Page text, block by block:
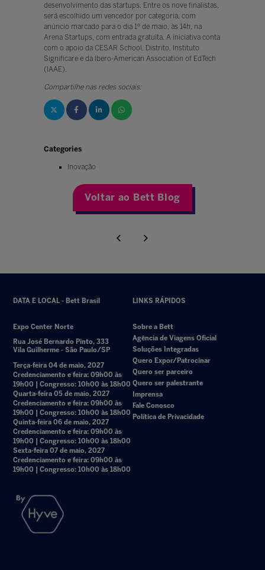
desenvolvimento das startups. Entre os nove finalistas,
será escolhido um vencedor por categoria, com
anúncio marcado para o dia 1º de maio, às 14h, na
Arena Startups, com entrada gratuita. A iniciativa conta
com o apoio da CESAR School, Distrito, Instituto
Significare e da Ibero-American Association of EdTech
(IAAE).
Compartilhe nas redes sociais:
Categories
Inovação
Voltar ao Bett Blog
DATA E LOCAL - Bett Brasil
Expo Center Norte
Rua José Bernardo Pinto, 333
Vila Guilherme - São Paulo/SP
Terça-feira 04 de maio, 2027
Credenciamento e feira: 09h00 às
19h00 | Congresso: 10h00 às 18h00
Quarta-feira 05 de maio, 2027
Credenciamento e feira: 09h00 às
19h00 | Congresso: 10h00 às 18h00
Quinta-feira 06 de maio, 2027
Credenciamento e feira: 09h00 às
19h00 | Congresso: 10h00 às 18h00
Sexta-feira 07 de maio, 2027
Credenciamento e feira: 09h00 às
19h00 | Congresso: 10h00 às 18h00
LINKS RÁPIDOS
Sobre a Bett
Agência de Viagens Oficial
Soluções Integradas
Quero Expor/Patrocinar
Quero ser parceiro
Quero ser palestrante
Imprensa
Fale Conosco
Política de Privacidade